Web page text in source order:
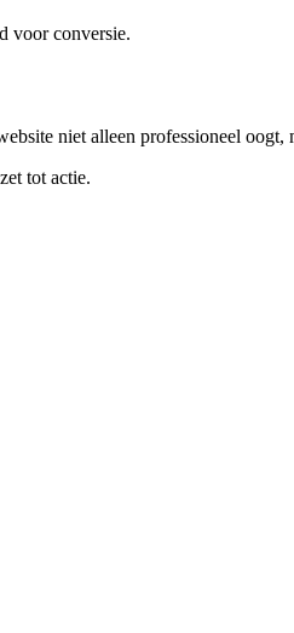
voor conversie.
niet alleen professioneel
tot actie.